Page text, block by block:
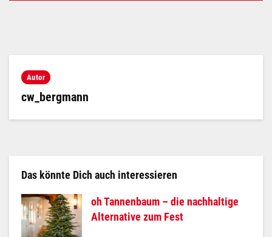
Autor
cw_bergmann
Das könnte Dich auch interessieren
oh Tannenbaum – die nachhaltige
Alternative zum Fest